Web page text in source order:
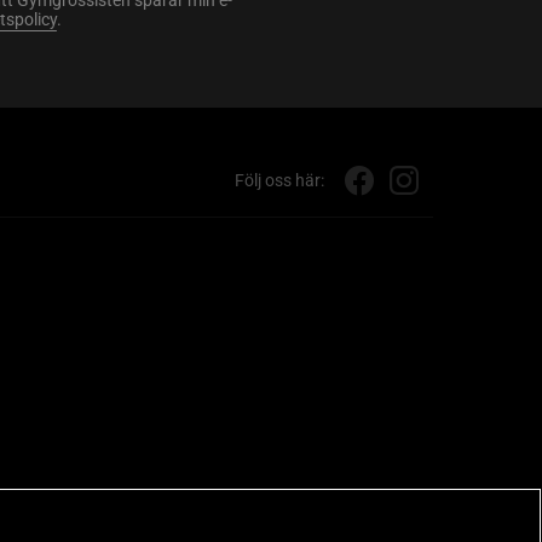
.
Följ oss här: